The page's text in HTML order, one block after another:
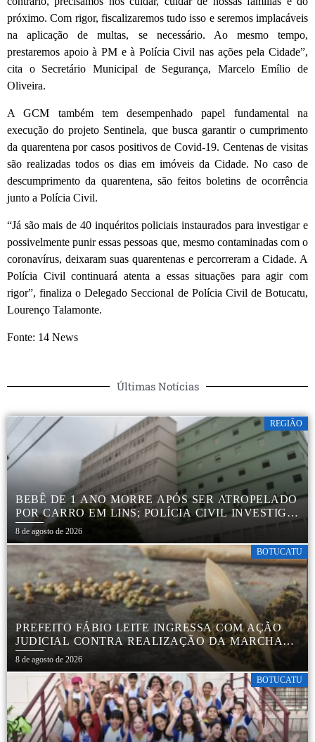
próximo. Com rigor, fiscalizaremos tudo isso e seremos implacáveis
na aplicação de multas, se necessário. Ao mesmo tempo,
prestaremos apoio à PM e à Polícia Civil nas ações pela Cidade”,
cita o Secretário Municipal de Segurança, Marcelo Emílio de
Oliveira.
A GCM também tem desempenhado papel fundamental na
execução do projeto Sentinela, que busca garantir o cumprimento
da quarentena por casos positivos de Covid-19. Centenas de visitas
são realizadas todos os dias em imóveis da Cidade. No caso de
descumprimento da quarentena, são feitos boletins de ocorrência
junto a Polícia Civil.
“Já são mais de 40 inquéritos policiais instaurados para investigar e
possivelmente punir essas pessoas que, mesmo contaminadas com o
coronavírus, deixaram suas quarentenas e percorreram a Cidade. A
Polícia Civil continuará atenta a essas situações para agir com
rigor”, finaliza o Delegado Seccional de Polícia Civil de Botucatu,
Lourenço Talamonte.
Fonte: 14 News
Últimas Notícias
REGIÃO
BEBÊ DE 1 ANO MORRE APÓS SER ATROPELADO
POR CARRO EM LINS; POLÍCIA CIVIL INVESTIGA
ACIDENTE
8 de agosto de 2026
BOTUCATU
PREFEITO FÁBIO LEITE INGRESSA COM AÇÃO
JUDICIAL CONTRA REALIZAÇÃO DA MARCHA
DA MACONHA EM BOTUCATU
8 de agosto de 2026
BOTUCATU